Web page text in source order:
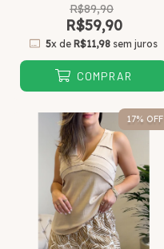
R$89,90
R$59,90
5x de R$11,98 sem juros
COMPRAR
17% OFF